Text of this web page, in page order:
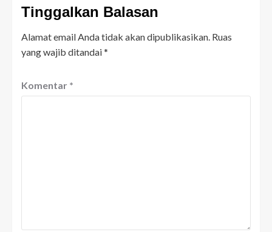
Tinggalkan Balasan
Alamat email Anda tidak akan dipublikasikan. Ruas
yang wajib ditandai*
Komentar *